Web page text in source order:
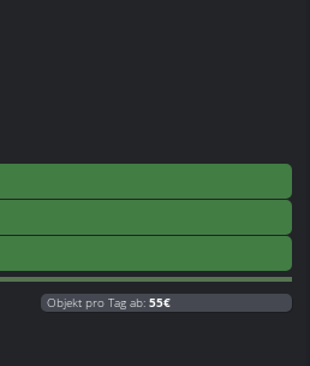
Objekt pro Tag ab: 55€